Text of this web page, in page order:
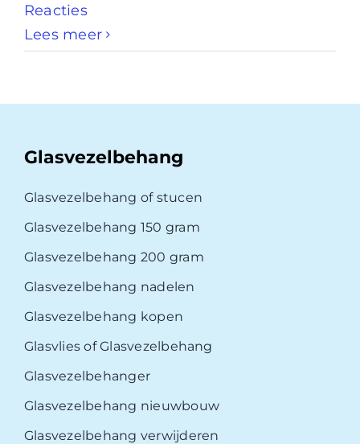
Reacties
Lees meer
Glasvezelbehang
Glasvezelbehang of stucen
Glasvezelbehang 150 gram
Glasvezelbehang 200 gram
Glasvezelbehang nadelen
Glasvezelbehang kopen
Glasvlies of Glasvezelbehang
Glasvezelbehanger
Glasvezelbehang nieuwbouw
Glasvezelbehang verwijderen